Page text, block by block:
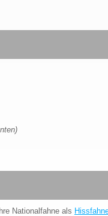
Nationalfahne als